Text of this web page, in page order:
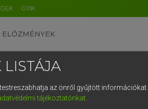
GYIK
ELŐZMÉNYEK
LISTÁJA
az önről gyűjtött információkat.
tájékoztatónkat.
DE CN FR ES IT NL